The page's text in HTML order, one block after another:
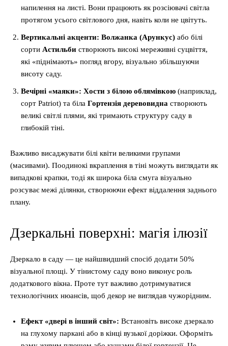
напилення на листі. Вони працюють як розсіювачі світла
протягом усього світлового дня, навіть коли не цвітуть.
Вертикальні акценти: Волжанка (Арункус) або білі
сорти Астильби створюють високі мереживні суцвіття,
які «піднімають» погляд вгору, візуально збільшуючи
висоту саду.
Вечірні «маяки»: Хости з білою облямівкою (наприклад,
сорт Patriot) та біла Гортензія деревовидна створюють
великі світлі плями, які тримають структуру саду в
глибокій тіні.
Важливо висаджувати білі квіти великими групами
(масивами). Поодинокі вкраплення в тіні можуть виглядати як
випадкові крапки, тоді як широка біла смуга візуально
розсуває межі ділянки, створюючи ефект віддалення заднього
плану.
Дзеркальні поверхні: магія ілюзії
Дзеркало в саду — це найшвидший спосіб додати 50%
візуальної площі. У тінистому саду воно виконує роль
додаткового вікна. Проте тут важливо дотримуватися
технологічних нюансів, щоб декор не виглядав чужорідним.
Ефект «двері в інший світ»: Встановіть високе дзеркало
на глухому паркані або в кінці вузької доріжки. Оформіть